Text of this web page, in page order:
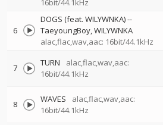
16bit/44.1kHz
6
DOGS (feat. WILYWNKA)--
TaeyoungBoy WILYWNKA
alac,flac,wav,aac: 16bit/44.1kHz
7 TURN
alac,flac,wav,aac:
16bit/44.1kHz
8 WAVES
alac,flac,wav,aac:
16bit/44.1kHz